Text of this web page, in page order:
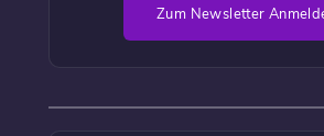
Zum Newsletter